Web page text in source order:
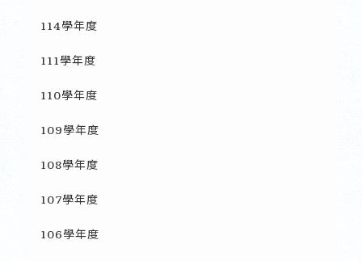
114學年度
111學年度
110學年度
109學年度
108學年度
107學年度
106學年度